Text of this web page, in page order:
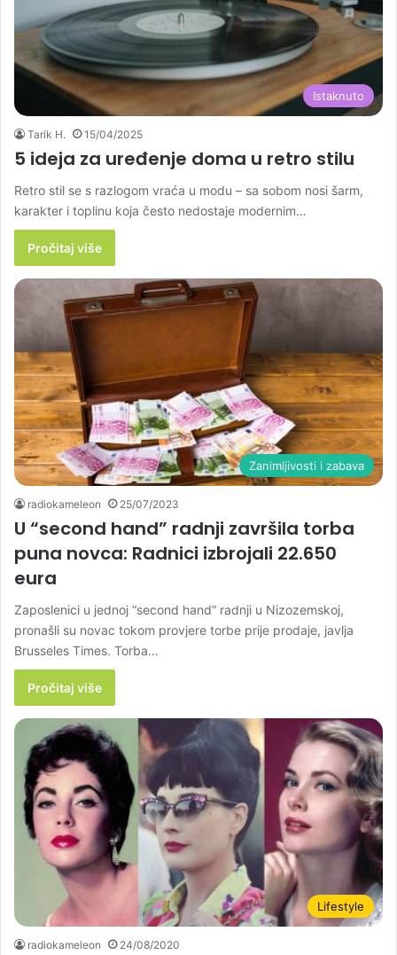
Istaknuto
Tarik H. 15/04/2025
5 ideja za uređenje doma u retro stilu
Retro stil se s razlogom vraća u modu – sa sobom nosi šarm,
karakter i toplinu koja često nedostaje modernim…
Pročitaj više
Zanimljivosti i zabava
radiokameleon 25/07/2023
U “second hand” radnji završila torba
puna novca: Radnici izbrojali 22.650
eura
Zaposlenici u jednoj “second hand” radnji u Nizozemskoj,
pronašli su novac tokom provjere torbe prije prodaje, javlja
Brusseles Times. Torba…
Pročitaj više
Lifestyle
radiokameleon 24/08/2020